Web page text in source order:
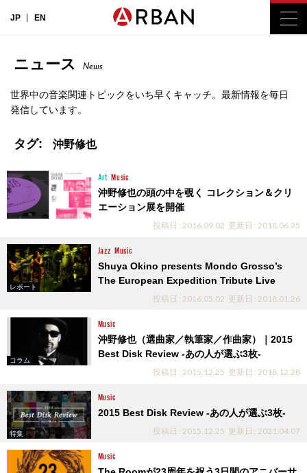
JP EN
ニュース News
世界中の音楽関連トピックをいち早くキャッチ。最新情報を毎日
発信しています。
タグ: 沖野修也
Art Music
沖野修也の頭の中を覗く コレクション＆クリ
エーション展を開催
投稿日 : 2016.09.02 更新日 : 2018.06.25
レポート
Jazz Music
Shuya Okino presents Mondo Grosso’s
The European Expedition Tribute Live
投稿日 : 2016.05.02 更新日 : 2018.01.26
コラム
Music
沖野修也（選曲家／執筆家／作曲家）｜2015
Best Disk Review -あの人が選ぶ3枚-
投稿日 : 2015.12.25 更新日 : 2018.12.28
特集
Music
2015 Best Disk Review -あの人が選ぶ3枚-
投稿日 : 2015.12.25 更新日 : 2021.04.07
Music